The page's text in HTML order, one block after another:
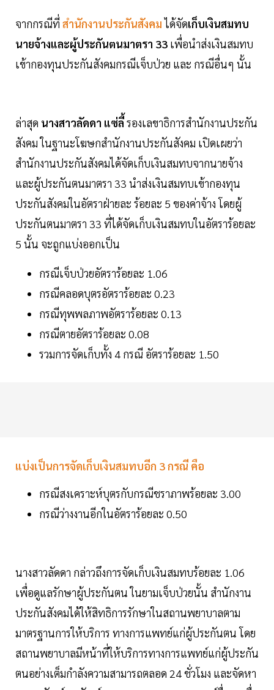
จากกรณีที่ สำนักงานประกันสังคมได้จัดเก็บเงินสมทบ
นายจ้างและผู้ประกันตนมาตรา 33 เพื่อนำส่งเงินสมทบ
เข้ากองทุนประกันสังคมกรณีเจ็บป่วย และ กรณีอื่นๆ นั้น
ล่าสุด นางสาวลัดดา แซ่ลี้รองเลขาธิการสำนักงานประกัน
สังคม ในฐานะโฆษกสำนักงานประกันสังคม เปิดเผยว่า
สำนักงานประกันสังคมได้จัดเก็บเงินสมทบจากนายจ้าง
และผู้ประกันตนมาตรา 33 นำส่งเงินสมทบเข้ากองทุน
ประกันสังคมในอัตราฝ่ายละ ร้อยละ 5 ของค่าจ้าง โดยผู้
ประกันตนมาตรา 33 ที่ได้จัดเก็บเงินสมทบในอัตราร้อยละ
5 นั้น จะถูกแบ่งออกเป็น
กรณีเจ็บป่วยอัตราร้อยละ 1.06
กรณีคลอดบุตรอัตราร้อยละ 0.23
กรณีทุพพลภาพอัตราร้อยละ 0.13
กรณีตายอัตราร้อยละ 0.08
รวมการจัดเก็บทั้ง 4 กรณี อัตราร้อยละ 1.50
แบ่งเป็นการจัดเก็บเงินสมทบอีก 3 กรณี คือ
กรณีสงเคราะห์บุตรกับกรณีชราภาพร้อยละ 3.00
กรณีว่างงานอีกในอัตราร้อยละ 0.50
นางสาวลัดดา กล่าวถึงการจัดเก็บเงินสมทบร้อยละ 1.06
เพื่อดูแลรักษาผู้ประกันตน ในยามเจ็บป่วยนั้น สำนักงาน
ประกันสังคมได้ให้สิทธิการรักษาในสถานพยาบาลตาม
มาตรฐานการให้บริการ ทางการแพทย์แก่ผู้ประกันตน โดย
สถานพยาบาลมีหน้าที่ให้บริการทางการแพทย์แก่ผู้ประกัน
ตนอย่างเต็มกำลังความสามารถตลอด 24 ชั่วโมง และจัดหา